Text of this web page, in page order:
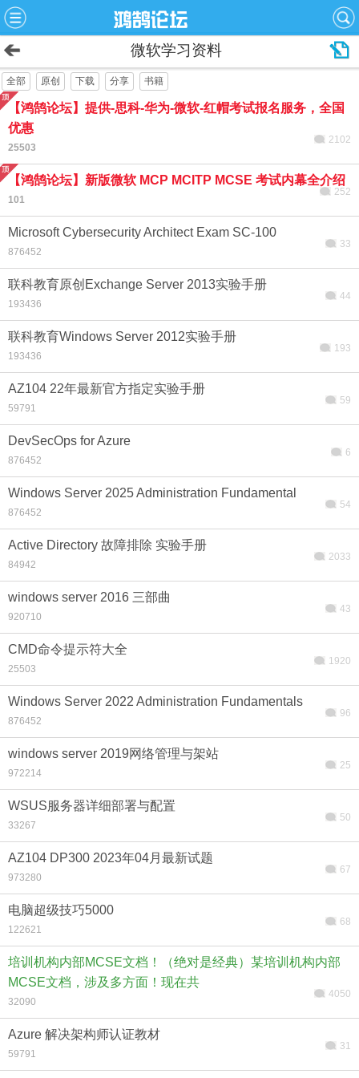
微软学习资料
全部 原创 下载 分享 书籍
【鸿鹄论坛】提供-思科-华为-微软-红帽考试报名服务，全国
优惠
25503
2102
【鸿鹄论坛】新版微软 MCP MCITP MCSE 考试内幕全介绍
101
252
Microsoft Cybersecurity Architect Exam SC-100
876452
33
联科教育原创Exchange Server 2013实验手册
193436
44
联科教育Windows Server 2012实验手册
193436
193
AZ104 22年最新官方指定实验手册
59791
59
DevSecOps for Azure
876452
6
Windows Server 2025 Administration Fundamental
876452
54
Active Directory 故障排除 实验手册
84942
2033
windows server 2016 三部曲
920710
43
CMD命令提示符大全
25503
1920
Windows Server 2022 Administration Fundamentals
876452
96
windows server 2019网络管理与架站
972214
25
WSUS服务器详细部署与配置
33267
50
AZ104 DP300 2023年04月最新试题
973280
67
电脑超级技巧5000
122621
68
培训机构内部MCSE文档！（绝对是经典）某培训机构内部
MCSE文档，涉及多方面！现在共
32090
4050
Azure 解决架构师认证教材
59791
31